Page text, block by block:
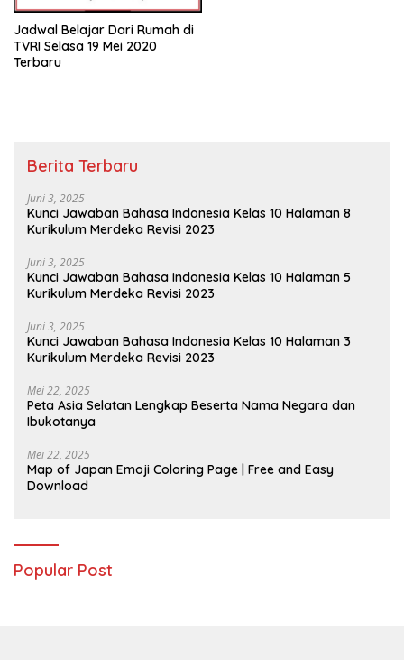
Jadwal Belajar Dari Rumah di
TVRI Selasa 19 Mei 2020
Terbaru
Berita Terbaru
Juni 3, 2025
Kunci Jawaban Bahasa Indonesia Kelas 10 Halaman 8
Kurikulum Merdeka Revisi 2023
Juni 3, 2025
Kunci Jawaban Bahasa Indonesia Kelas 10 Halaman 5
Kurikulum Merdeka Revisi 2023
Juni 3, 2025
Kunci Jawaban Bahasa Indonesia Kelas 10 Halaman 3
Kurikulum Merdeka Revisi 2023
Mei 22, 2025
Peta Asia Selatan Lengkap Beserta Nama Negara dan
Ibukotanya
Mei 22, 2025
Map of Japan Emoji Coloring Page | Free and Easy
Download
Popular Post